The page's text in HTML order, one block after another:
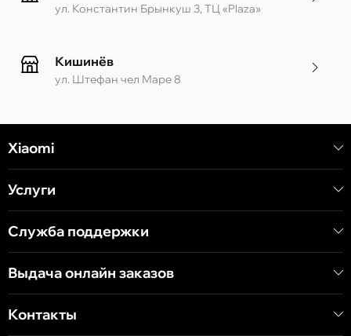
ул. Константин Брынкуш 3, ТЦ «Plaza»
Кишинёв
ул. Штефан чел Маре 8
Кишинёв
ул. Арборилор 21, CC «Shopping MallDova»
Xiaomi
Услуги
Служба поддержки
Выдача онлайн заказов
Контакты